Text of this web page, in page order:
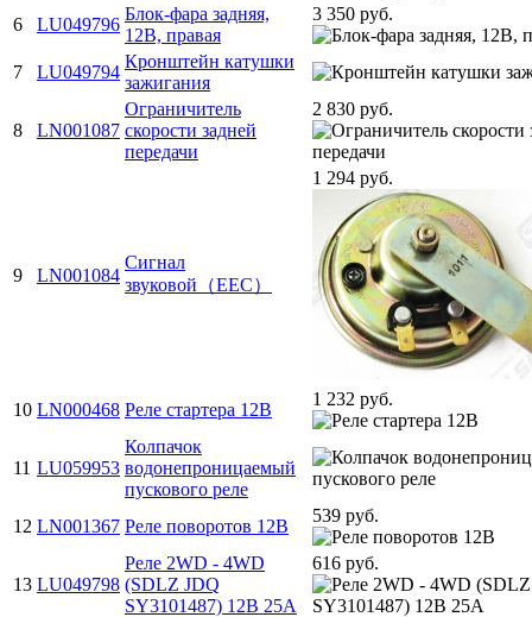
6 LU049796
Блок-фара задняя,
12В, правая
3 350 руб.
7 LU049794
Кронштейн катушки
зажигания
8 LN001087
Ограничитель
скорости задней
передачи
2 830 руб.
9 LN001084
Сигнал
звуковой（EEC）
1 294 руб.
10 LN000468 Реле стартера 12В
1 232 руб.
11 LU059953
Колпачок
водонепроницаемый
пускового реле
12 LN001367 Реле поворотов 12В
539 руб.
13 LU049798
Реле 2WD - 4WD
(SDLZ JDQ
SY3101487) 12В 25A
616 руб.